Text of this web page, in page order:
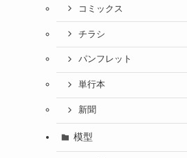
コミックス
チラシ
パンフレット
単行本
新聞
模型